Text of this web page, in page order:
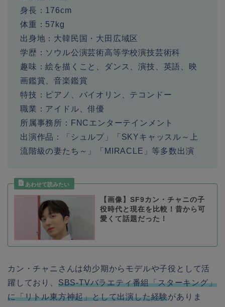
身長：176cm
体重：57kg
出身地：大韓民国・大田広域区
学歴：ソウル公演芸術高等学校演技芸術科
趣味：絵を描くこと、ダンス、演技、英語、映
画鑑賞、音楽鑑賞
特技：ピアノ、バイオリン、テコンドー
職業：アイドル、俳優
所属事務所：
FNCエンターテインメント
出演作品：「シュルプ」「SKYキャッスル～上
流階級の妻たち～」「MIRACLE」等多数出演
【画像】SF9カン・チャニの子
役時代と現在を比較！昔から可
愛くて話題だった！
カン・チャニさんは幼少期からモデルや子役として活
躍しており、 SBS-TVバラエティ番組「スターキング」
に「リトル東方神起」として出演した経験がありま